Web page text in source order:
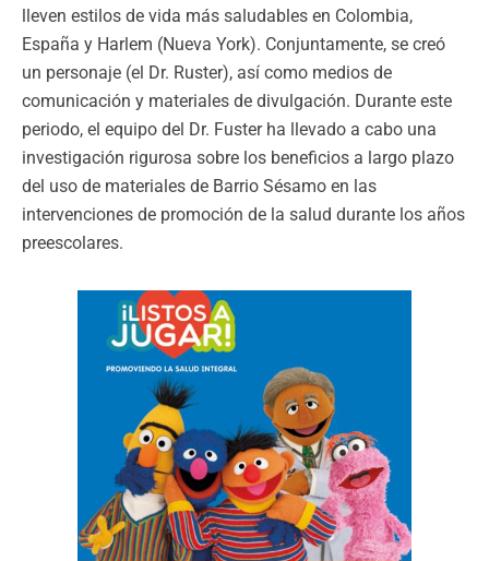
lleven estilos de vida más saludables en Colombia,
España y Harlem (Nueva York). Conjuntamente, se creó
un personaje (el Dr. Ruster), así como medios de
comunicación y materiales de divulgación. Durante este
periodo, el equipo del Dr. Fuster ha llevado a cabo una
investigación rigurosa sobre los beneficios a largo plazo
del uso de materiales de Barrio Sésamo en las
intervenciones de promoción de la salud durante los años
preescolares.